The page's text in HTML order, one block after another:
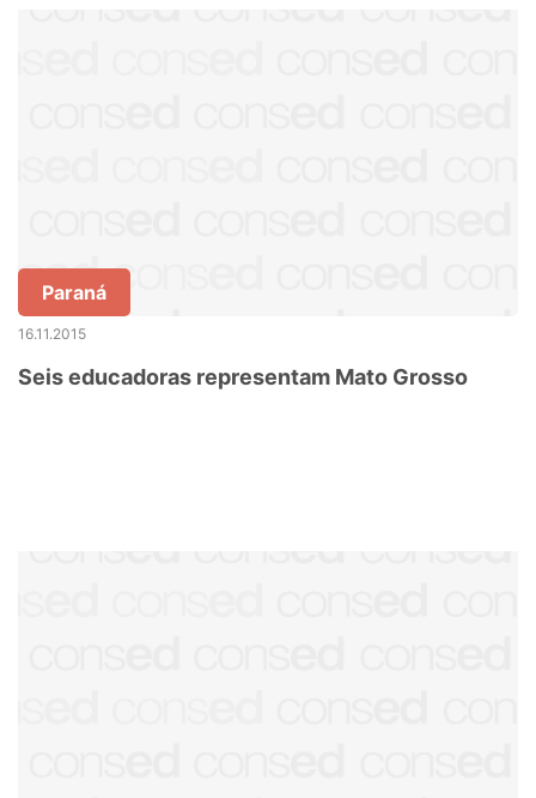
Paraná
16.11.2015
Seis educadoras representam Mato Grosso